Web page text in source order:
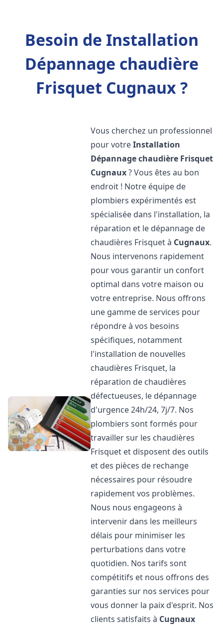
Besoin de Installation
Dépannage chaudière
Frisquet Cugnaux ?
Vous cherchez un professionnel
pour votreInstallation
Dépannage chaudière Frisquet
Cugnaux? Vous êtes au bon
endroit ! Notre équipe de
plombiers expérimentés est
spécialisée dans l'installation, la
réparation et le dépannage de
chaudières Frisquet à Cugnaux.
Nous intervenons rapidement
pour vous garantir un confort
optimal dans votre maison ou
votre entreprise. Nous offrons
une gamme de services pour
répondre à vos besoins
spécifiques, notamment
l'installation de nouvelles
chaudières Frisquet, la
réparation de chaudières
défectueuses, le dépannage
d'urgence 24h/24, 7j/7. Nos
plombiers sont formés pour
travailler sur les chaudières
Frisquet et disposent des outils
et des pièces de rechange
nécessaires pour résoudre
rapidement vos problèmes.
Nous nous engageons à
intervenir dans les meilleurs
délais pour minimiser les
perturbations dans votre
quotidien. Nos tarifs sont
compétitifs et nous offrons des
garanties sur nos services pour
vous donner la paix d'esprit. Nos
clients satisfaits à Cugnaux